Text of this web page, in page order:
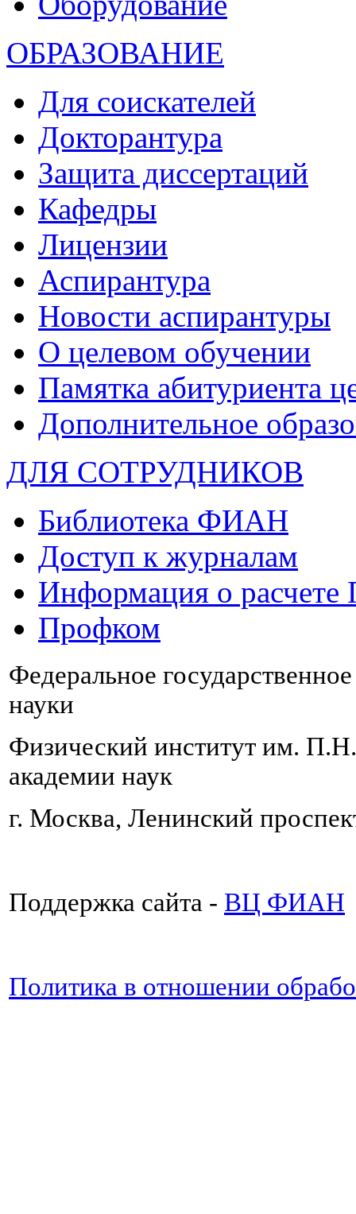
ОБРАЗОВАНИЕ
Для соискателей
Докторантура
Защита диссертаций
Кафедры
Лицензии
Аспирантура
Новости аспирантуры
О целевом обучении
Памятка абитуриента
Дополнительное
ДЛЯ СОТРУДНИКОВ
Библиотека ФИАН
Доступ к журналам
Информация о
Профком
Федеральное
науки
Физический институт им.
академии наук
г. Москва, Ленинский
Поддержка сайта - ВЦ ФИАН
Политика в отношении